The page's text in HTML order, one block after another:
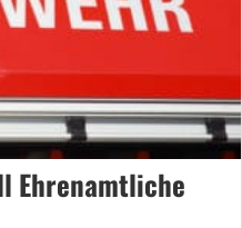
Ehrenamtliche